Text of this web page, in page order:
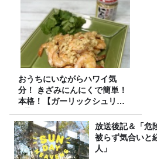
おうちにいながらハワイ気
分！ きざみにんにくで簡単！
本格！【ガーリックシュリン
プ】 桃屋のかんたんレシピ
放送後記＆「危
被らず気合いと
人」